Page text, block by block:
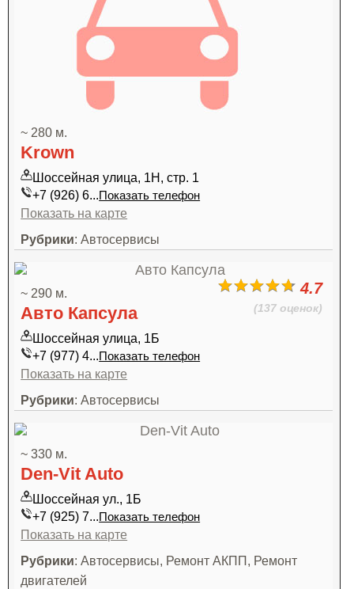
~ 280 м.
Krown
Шоссейная улица, 1Н, стр. 1
+7 (926) 6...Показать телефон
Показать на карте
Рубрики: Автосервисы
4.7
(137 оценок)
~ 290 м.
Авто Капсула
Шоссейная улица, 1Б
+7 (977) 4...Показать телефон
Показать на карте
Рубрики: Автосервисы
~ 330 м.
Den-Vit Auto
Шоссейная ул., 1Б
+7 (925) 7...Показать телефон
Показать на карте
Рубрики: Автосервисы, Ремонт АКПП, Ремонт
двигателей